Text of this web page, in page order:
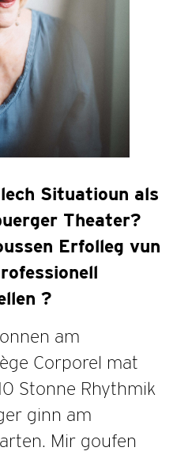
Situatioun als
Theater?
Erfolleg vun
?
am
Corporel mat
Stonne Rhythmik
ginn am
Mir goufen